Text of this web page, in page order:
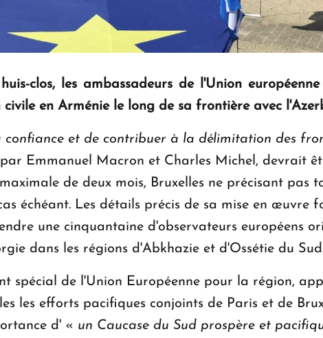
clos, les ambassadeurs de l'Union
civile en Arménie le long de sa frontière avec
confiance et de contribuer à la délimitation des
Emmanuel Macron et Charles Michel, devrait
de deux mois, Bruxelles ne précisant pas
échéant. Les détails précis de sa mise en œuvre
une cinquantaine d'observateurs européens
dans les régions d'Abkhazie et d'Ossétie du
spécial de l'Union Européenne pour la région,
les efforts pacifiques conjoints de Paris et de
d' « un Caucase du Sud prospère et